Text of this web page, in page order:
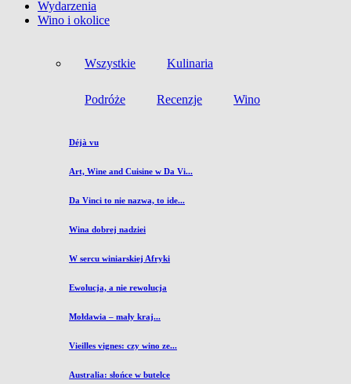
Wydarzenia
Wino i okolice
Wszystkie Kulinaria
Podróże Recenzje Wino
Déjà vu
Art, Wine and Cuisine w Da Vi...
Da Vinci to nie nazwa, to ide...
Wina dobrej nadziei
W sercu winiarskiej Afryki
Ewolucja, a nie rewolucja
Mołdawia – mały kraj...
Vieilles vignes: czy wino ze...
Australia: słońce w butelce